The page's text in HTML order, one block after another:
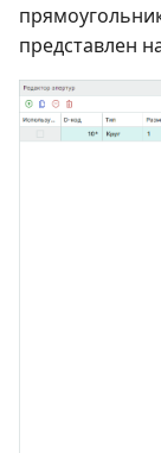
представлен